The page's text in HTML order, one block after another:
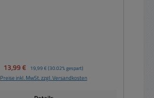
Verkaufspreis:
13,99 € Regulärer Preis:
19,99 € (30.02% gespart)
Preise inkl. MwSt. zzgl. Versandkosten